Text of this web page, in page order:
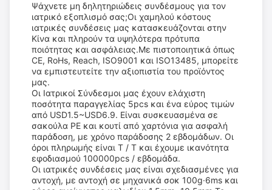
Ψάχνετε μη δηλητηριώδεις συνδέσμους για τον
ιατρικό εξοπλισμό σας;Οι χαμηλού κόστους
ιατρικές συνδέσεις μας κατασκευάζονται στην
Κίνα και πληρούν τα υψηλότερα πρότυπα
ποιότητας και ασφάλειας.Με πιστοποιητικά όπως
CE, RoHs, Reach, ISO9001 και ISO13485, μπορείτε
να εμπιστευτείτε την αξιοπιστία του προϊόντος
μας.
Οι Ιατρικοί Σύνδεσμοι μας έχουν ελάχιστη
ποσότητα παραγγελίας 5pcs και ένα εύρος τιμών
από USD1.5~USD6.9. Είναι συσκευασμένα σε
σακούλα PE και κουτί από χαρτόνια για ασφαλή
παράδοση, με χρόνο παράδοσης 2 εβδομάδων. Οι
όροι πληρωμής είναι T / T και έχουμε ικανότητα
εφοδιασμού 100000pcs / εβδομάδα.
Οι ιατρικές συνδέσεις μας είναι σχεδιασμένες για
αντοχή, με αντοχή σε μηχανικά σοκ 100g·6ms και